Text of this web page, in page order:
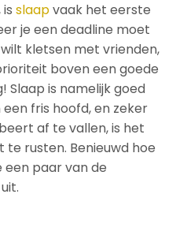
isslaapvaak het eerste
je een deadline moet
kletsen met vrienden,
boven een goede
Slaap is namelijk goed
fris hoofd, en zeker
af te vallen, is het
te rusten. Benieuwd hoe
een paar van de